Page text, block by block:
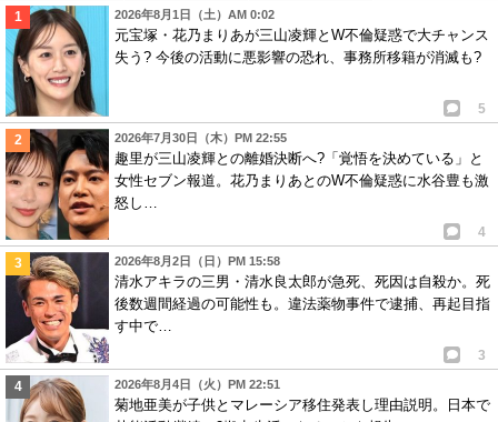
2026年8月1日（土）AM 0:02
元宝塚・花乃まりあが三山凌輝とW不倫疑惑で大チャンス
失う? 今後の活動に悪影響の恐れ、事務所移籍が消滅も?
5
2026年7月30日（木）PM 22:55
趣里が三山凌輝との離婚決断へ?「覚悟を決めている」と
女性セブン報道。花乃まりあとのW不倫疑惑に水谷豊も激
怒し…
4
2026年8月2日（日）PM 15:58
清水アキラの三男・清水良太郎が急死、死因は自殺か。死
後数週間経過の可能性も。違法薬物事件で逮捕、再起目指
す中で…
3
2026年8月4日（火）PM 22:51
菊地亜美が子供とマレーシア移住発表し理由説明。日本で